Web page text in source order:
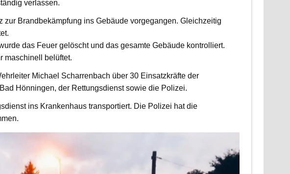
verlassen.
zur Brandbekämpfung ins Gebäude vorgegangen. Gleichzeitig
das Feuer gelöscht und das gesamte Gebäude kontrolliert.
maschinell belüftet.
Michael Scharrenbach über 30 Einsatzkräfte der
Hönningen, der Rettungsdienst sowie die Polizei.
ins Krankenhaus transportiert. Die Polizei hat die